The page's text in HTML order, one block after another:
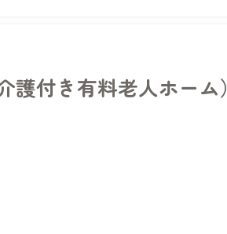
付き有料老人ホーム）